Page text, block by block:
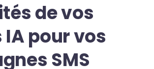
de vos
pour vos
SMS